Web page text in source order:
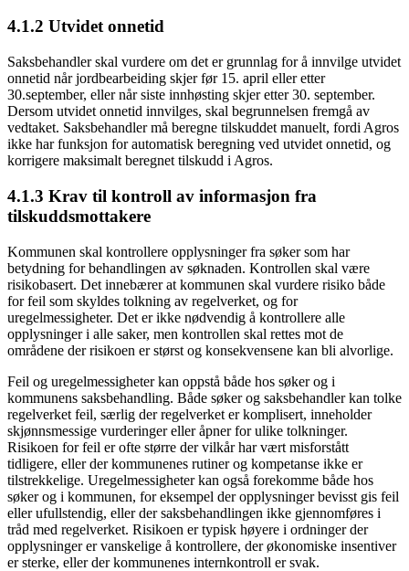
4.1.2 Utvidet onnetid
Saksbehandler skal vurdere om det er grunnlag for å innvilge utvidet
onnetid når jordbearbeiding skjer før 15. april eller etter
30.september, eller når siste innhøsting skjer etter 30. september.
Dersom utvidet onnetid innvilges, skal begrunnelsen fremgå av
vedtaket. Saksbehandler må beregne tilskuddet manuelt, fordi Agros
ikke har funksjon for automatisk beregning ved utvidet onnetid, og
korrigere maksimalt beregnet tilskudd i Agros.
4.1.3 Krav til kontroll av informasjon fra
tilskuddsmottakere
Kommunen skal kontrollere opplysninger fra søker som har
betydning for behandlingen av søknaden. Kontrollen skal være
risikobasert. Det innebærer at kommunen skal vurdere risiko både
for feil som skyldes tolkning av regelverket, og for
uregelmessigheter. Det er ikke nødvendig å kontrollere alle
opplysninger i alle saker, men kontrollen skal rettes mot de
områdene der risikoen er størst og konsekvensene kan bli alvorlige.
Feil og uregelmessigheter kan oppstå både hos søker og i
kommunens saksbehandling. Både søker og saksbehandler kan tolke
regelverket feil, særlig der regelverket er komplisert, inneholder
skjønnsmessige vurderinger eller åpner for ulike tolkninger.
Risikoen for feil er ofte større der vilkår har vært misforstått
tidligere, eller der kommunenes rutiner og kompetanse ikke er
tilstrekkelige. Uregelmessigheter kan også forekomme både hos
søker og i kommunen, for eksempel der opplysninger bevisst gis feil
eller ufullstendig, eller der saksbehandlingen ikke gjennomføres i
tråd med regelverket. Risikoen er typisk høyere i ordninger der
opplysninger er vanskelige å kontrollere, der økonomiske insentiver
er sterke, eller der kommunenes internkontroll er svak.